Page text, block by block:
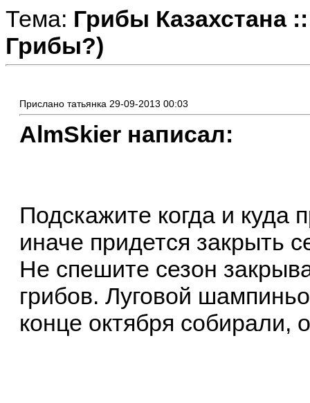
Тема: Грибы Казахстана
Грибы?)
Прислано татьянка 29-09-2013 00:03
AlmSkier написал:
Подскажите когда и куда
иначе придется закрыть
Не спешите сезон
грибов. Луговой
конце октября собирали,